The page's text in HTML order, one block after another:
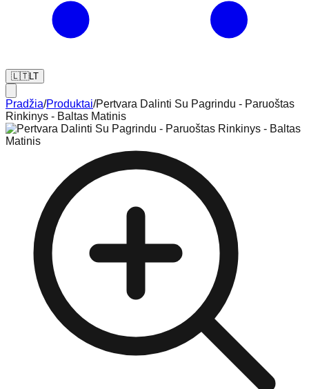
🇱🇹LT
Pradžia/Produktai/Pertvara Dalinti Su Pagrindu - Paruoštas
Rinkinys - Baltas Matinis